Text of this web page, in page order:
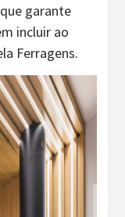
garante
incluir ao
Ferragens.